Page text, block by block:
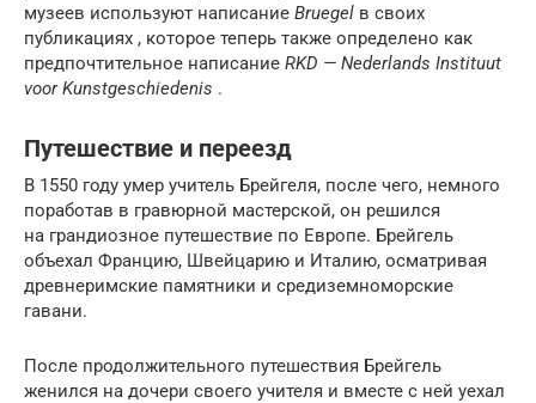
музеев используют написание Bruegel в своих
публикациях , которое теперь также определено как
предпочтительное написание RKD — Nederlands Instituut
voor Kunstgeschiedenis .
Путешествие и переезд
В 1550 году умер учитель Брейгеля, после чего, немного
поработав в гравюрной мастерской, он решился
на грандиозное путешествие по Европе. Брейгель
объехал Францию, Швейцарию и Италию, осматривая
древнеримские памятники и средиземноморские
гавани.
После продолжительного путешествия Брейгель
женился на дочери своего учителя и вместе с ней уехал